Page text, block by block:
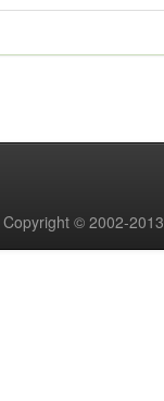
Copyright © 2002-2013